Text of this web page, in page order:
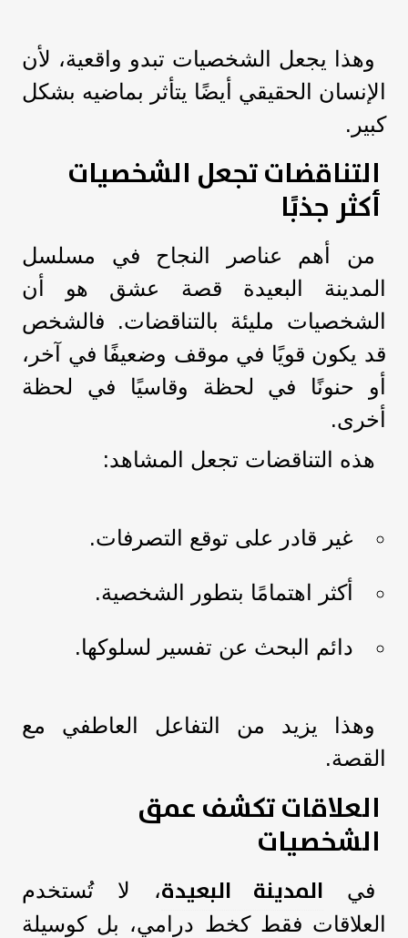
وهذا يجعل الشخصيات تبدو واقعية، لأن
الإنسان الحقيقي أيضًا يتأثر بماضيه بشكل
كبير.
التناقضات تجعل الشخصيات
أكثر جذبًا
من أهم عناصر النجاح في مسلسل
المدينة البعيدة قصة عشق هو أن
الشخصيات مليئة بالتناقضات. فالشخص
قد يكون قويًا في موقف وضعيفًا في آخر،
أو حنونًا في لحظة وقاسيًا في لحظة
أخرى.
هذه التناقضات تجعل المشاهد:
غير قادر على توقع التصرفات.
أكثر اهتمامًا بتطور الشخصية.
دائم البحث عن تفسير لسلوكها.
وهذا يزيد من التفاعل العاطفي مع
القصة.
العلاقات تكشف عمق
الشخصيات
في المدينة البعيدة، لا تُستخدم
العلاقات فقط كخط درامي، بل كوسيلة